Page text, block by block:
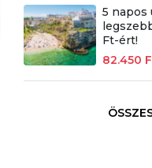
5 napos
Ft-ért!
82.450